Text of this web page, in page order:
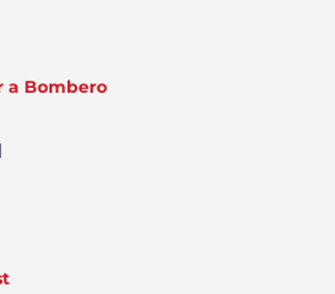
a Bombero